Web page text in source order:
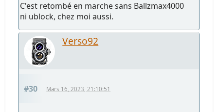
C'est retombé en marche sans Ballzmax4000
ni ublock, chez moi aussi.
Verso92
#30 Mars 16, 2023, 21:10:51